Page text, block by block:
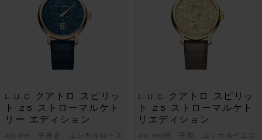
L.U.C クアトロ スピリッ
ト 25 ストローマルケト
リー エディション
40 MM、手巻き、エシカルローズ
L.U.C クアトロ スピリッ
ト 25 ストローマルケト
リエディション
40 MM径、手動、エシカルイエロ